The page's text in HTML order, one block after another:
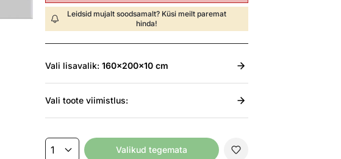
Leidsid mujalt soodsamalt? Küsi meilt paremat
hinda!
Vali lisavalik: 160x200x10 cm
Vali toote viimistlus:
Valikud tegemata